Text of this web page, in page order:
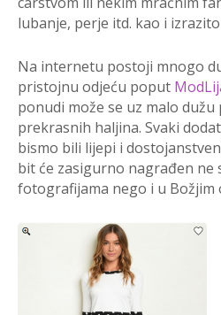
lubanje, perje itd. kao i
Na internetu postoji mnogo
pristojnu odjeću poput
ponudi može se uz malo
prekrasnih haljina. Svaki
bismo bili lijepi i
bit će zasigurno nagrađen ne
fotografijama nego i u Božjim